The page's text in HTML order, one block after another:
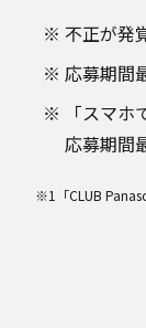
不正が発
応募期間
「スマ
応募期間
※1「CLUB